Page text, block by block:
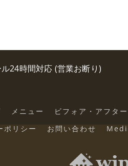
24時間対応 (営業お断り)
メニュー ビフォア・アフター
ポリシー
お問い合わせ